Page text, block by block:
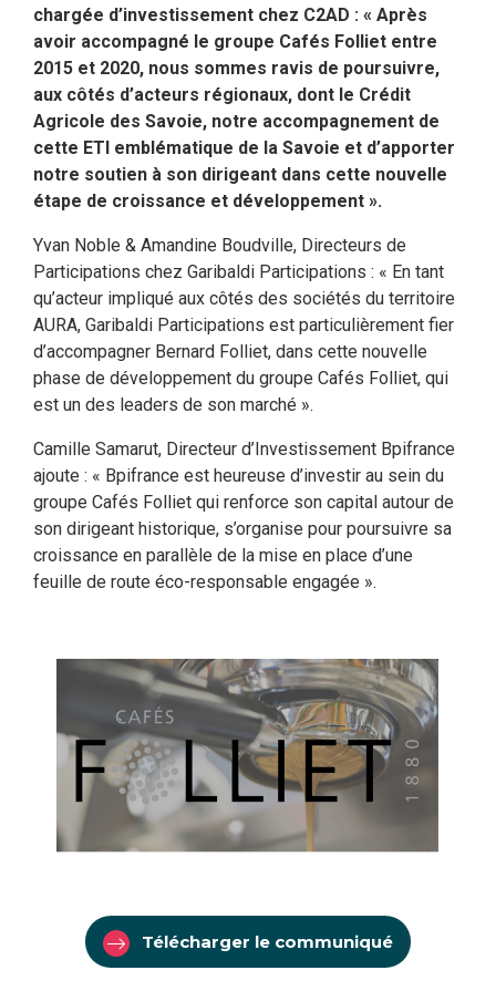
chargée d’investissement chez C2AD : « Après
avoir accompagné le groupe Cafés Folliet entre
2015 et 2020, nous sommes ravis de poursuivre,
aux côtés d’acteurs régionaux, dont le Crédit
Agricole des Savoie, notre accompagnement de
cette ETI emblématique de la Savoie et d’apporter
notre soutien à son dirigeant dans cette nouvelle
étape de croissance et développement ».
Yvan Noble & Amandine Boudville, Directeurs de
Participations chez Garibaldi Participations : « En tant
qu’acteur impliqué aux côtés des sociétés du territoire
AURA, Garibaldi Participations est particulièrement fier
d’accompagner Bernard Folliet, dans cette nouvelle
phase de développement du groupe Cafés Folliet, qui
est un des leaders de son marché ».
Camille Samarut, Directeur d’Investissement Bpifrance
ajoute : « Bpifrance est heureuse d’investir au sein du
groupe Cafés Folliet qui renforce son capital autour de
son dirigeant historique, s’organise pour poursuivre sa
croissance en parallèle de la mise en place d’une
feuille de route éco-responsable engagée ».
Télécharger le communiqué